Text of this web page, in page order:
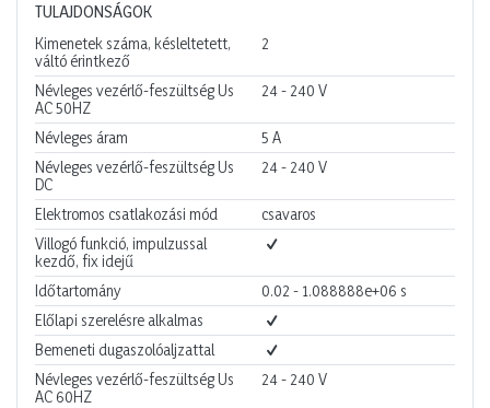
TULAJDONSÁGOK
Kimenetek száma, késleltetett,
váltó érintkező
2
Névleges vezérlő-feszültség Us
AC 50HZ
24 - 240 V
Névleges áram 5 A
Névleges vezérlő-feszültség Us
DC
24 - 240 V
Elektromos csatlakozási mód
csavaros
Villogó funkció, impulzussal
kezdő, fix idejű
Időtartomány
0.02 - 1.088888e+06 s
Előlapi szerelésre alkalmas
Bemeneti dugaszolóaljzattal
Névleges vezérlő-feszültség Us
AC 60HZ
24 - 240 V